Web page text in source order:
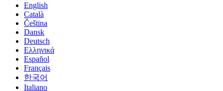
English
Català
Čeština
Dansk
Deutsch
Ελληνικά
Español
Français
한국어
Italiano